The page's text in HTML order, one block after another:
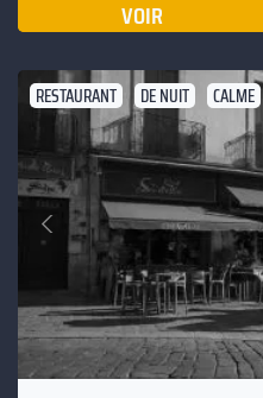
VOIR
RESTAURANT DE NUIT CALME
Précédent